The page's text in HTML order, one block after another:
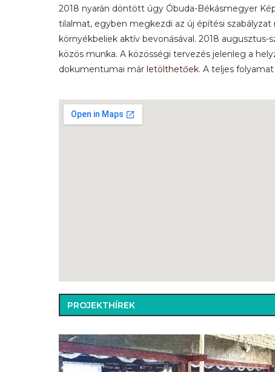
2018 nyarán döntött úgy Óbuda-Békásmegyer
tilalmat, egyben megkezdi az új építési
környékbeliek aktív bevonásával. 2018
közös munka. A közösségi tervezés jelenleg a
dokumentumai már letölthetőek. A teljes folyamat
PROJEKTHÍREK